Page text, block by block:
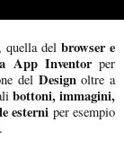
quella delbrowser e
App Inventorper
del Designoltre a
bottoni, immagini,
esterni per esempio